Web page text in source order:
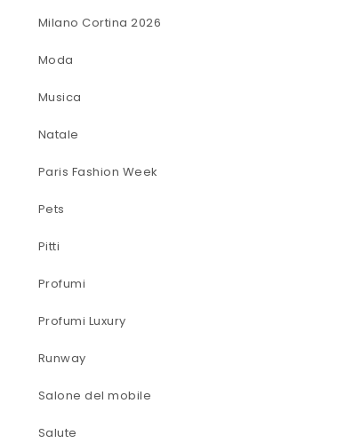
Milano Cortina 2026
Moda
Musica
Natale
Paris Fashion Week
Pets
Pitti
Profumi
Profumi Luxury
Runway
Salone del mobile
Salute